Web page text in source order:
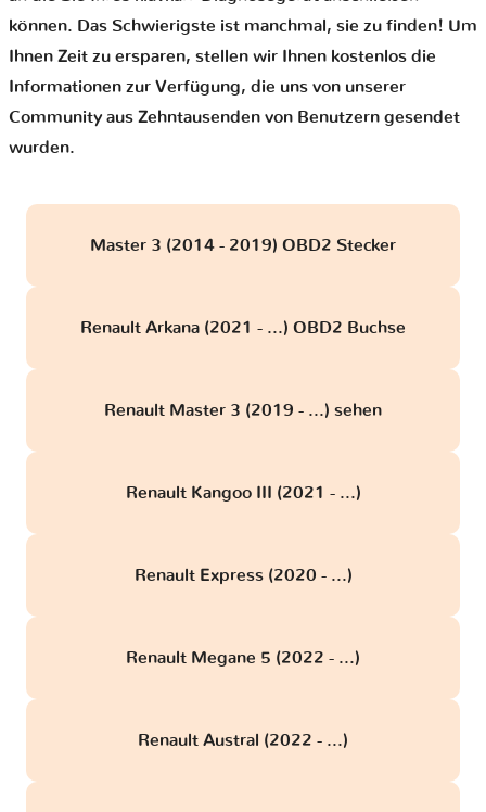
können. Das Schwierigste ist manchmal, sie zu finden! Um
Ihnen Zeit zu ersparen, stellen wir Ihnen kostenlos die
Informationen zur Verfügung, die uns von unserer
Community aus Zehntausenden von Benutzern gesendet
wurden.
Master 3 (2014 - 2019) OBD2 Stecker
Renault Arkana (2021 - ...) OBD2 Buchse
Renault Master 3 (2019 - ...) sehen
Renault Kangoo III (2021 - ...)
Renault Express (2020 - ...)
Renault Megane 5 (2022 - ...)
Renault Austral (2022 - ...)